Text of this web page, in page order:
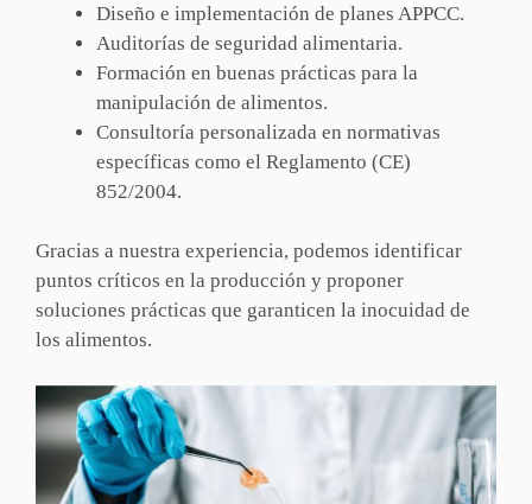
Diseño e implementación de planes APPCC.
Auditorías de seguridad alimentaria.
Formación en buenas prácticas para la
manipulación de alimentos.
Consultoría personalizada en normativas
específicas como el Reglamento (CE)
852/2004.
Gracias a nuestra experiencia, podemos identificar
puntos críticos en la producción y proponer
soluciones prácticas que garanticen la inocuidad de
los alimentos.